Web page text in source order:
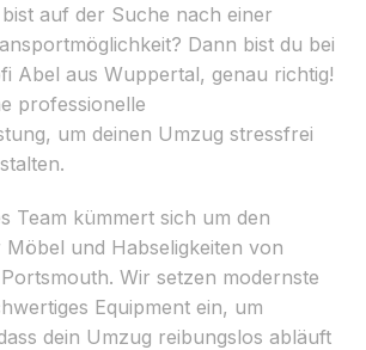
auf der Suche nach einer
Dann bist du bei
Abel aus Wuppertal, genau richtig!
professionelle
um deinen Umzug stressfrei
Team kümmert sich um den
und Habseligkeiten von
Wir setzen modernste
Equipment ein, um
dein Umzug reibungslos abläuft